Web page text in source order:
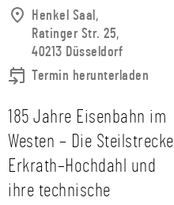
Henkel Saal,
Ratinger Str. 25,
40213 Düsseldorf
Termin herunterladen
185 Jahre Eisenbahn im
Westen – Die Steilstrecke
Erkrath–Hochdahl und
ihre technische